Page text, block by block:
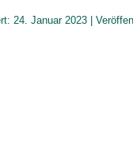
24. Januar 2023 |